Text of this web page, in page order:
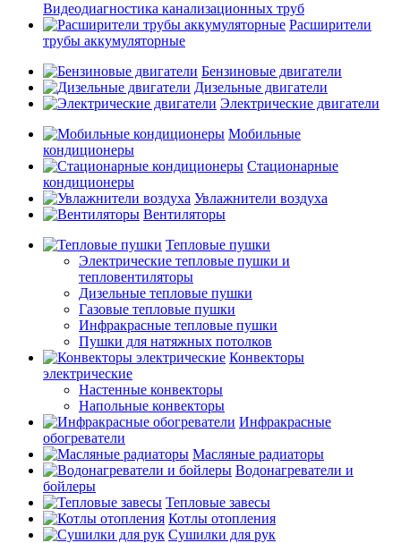
Видеодиагностика канализационных труб
Расширители
трубы аккумуляторные
Бензиновые двигатели
Дизельные двигатели
Электрические двигатели
Мобильные
кондиционеры
Стационарные
кондиционеры
Увлажнители воздуха
Вентиляторы
Тепловые пушки
Электрические тепловые пушки и
тепловентиляторы
Дизельные тепловые пушки
Газовые тепловые пушки
Инфракрасные тепловые пушки
Пушки для натяжных потолков
Конвекторы
электрические
Настенные конвекторы
Напольные конвекторы
Инфракрасные
обогреватели
Масляные радиаторы
Водонагреватели и
бойлеры
Тепловые завесы
Котлы отопления
Сушилки для рук